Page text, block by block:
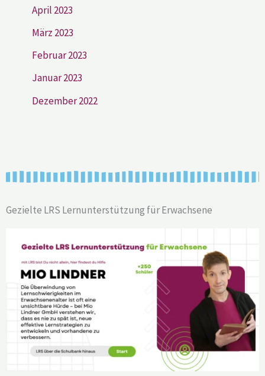
April 2023
März 2023
Februar 2023
Januar 2023
Dezember 2022
Gezielte LRS Lernunterstützung für Erwachsene